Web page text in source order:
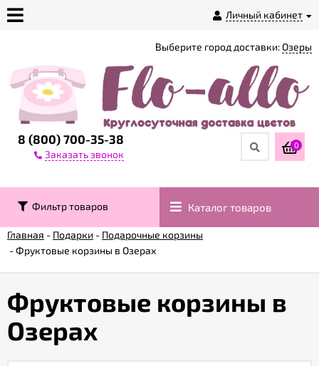
Личный кабинет
магазине
Доставка
Контакты
Возврат
Гарантии
8 (800) 700-35-38
Заказать звонок
Выберите город доставки:Озеры
0
Фильтр товаров Каталог товаров
Главная - Подарки - Подарочные корзины
-Фруктовые корзины в Озерах
Фруктовые корзины в
Озерах